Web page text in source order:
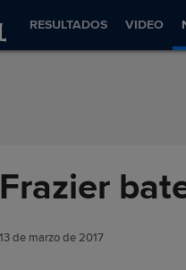
RESULTADOS VIDEO
Frazier
13 de marzo de 2017